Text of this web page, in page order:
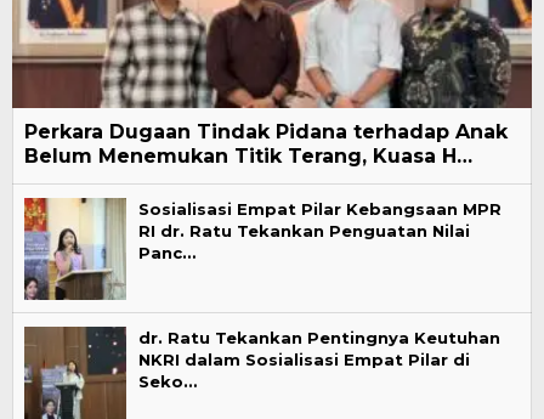
Perkara Dugaan Tindak Pidana terhadap Anak
Belum Menemukan Titik Terang, Kuasa H…
Sosialisasi Empat Pilar Kebangsaan MPR
RI dr. Ratu Tekankan Penguatan Nilai
Panc…
dr. Ratu Tekankan Pentingnya Keutuhan
NKRI dalam Sosialisasi Empat Pilar di
Seko…